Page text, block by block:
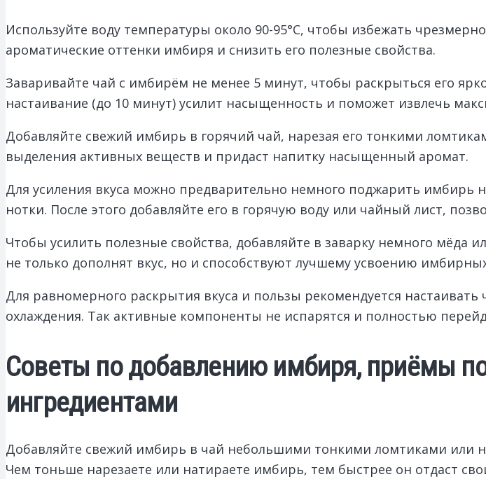
Используйте воду температуры около 90-95°C, чтобы избежать
ароматические оттенки имбиря и снизить его полезные свойства.
Заваривайте чай с имбирём не менее 5 минут, чтобы раскрыться его
настаивание (до 10 минут) усилит насыщенность и поможет извлечь
Добавляйте свежий имбирь в горячий чай, нарезая его тонкими
выделения активных веществ и придаст напитку насыщенный аромат.
Для усиления вкуса можно предварительно немного поджарить имбирь
нотки. После этого добавляйте его в горячую воду или чайный лист,
Чтобы усилить полезные свойства, добавляйте в заварку немного мёда
не только дополнят вкус, но и способствуют лучшему усвоению
Для равномерного раскрытия вкуса и пользы рекомендуется
охлаждения. Так активные компоненты не испарятся и полностью
Советы по добавлению имбиря, приёмы
ингредиентами
Добавляйте свежий имбирь в чай небольшими тонкими ломтиками или
Чем тоньше нарезаете или натираете имбирь, тем быстрее он отдаст